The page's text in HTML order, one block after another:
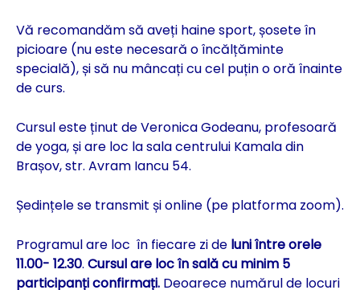
Vă recomandăm să aveți haine sport, șosete în
picioare (nu este necesară o încălțăminte
specială), și să nu mâncați cu cel puțin o oră înainte
de curs.
Cursul este ținut de Veronica Godeanu, profesoară
de yoga, și are loc la sala centrului Kamala din
Brașov, str. Avram Iancu 54.
Ședințele se transmit și online (pe platforma zoom).
Programul are loc în fiecare zi de luni între orele
11.00- 12.30. Cursul are loc în sală cu minim 5
participanți confirmați. Deoarece numărul de locuri